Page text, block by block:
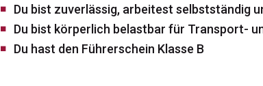
Du bist zuverlässig, arbeitest selbstständig
Du bist körperlich belastbar für Transport-
Du hast den Führerschein Klasse B